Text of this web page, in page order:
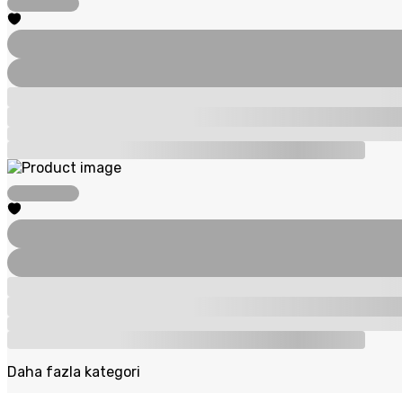
Daha fazla kategori